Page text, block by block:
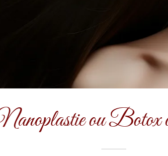
ou Botox